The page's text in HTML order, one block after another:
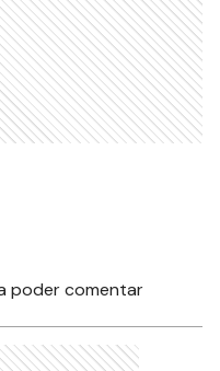
poder comentar